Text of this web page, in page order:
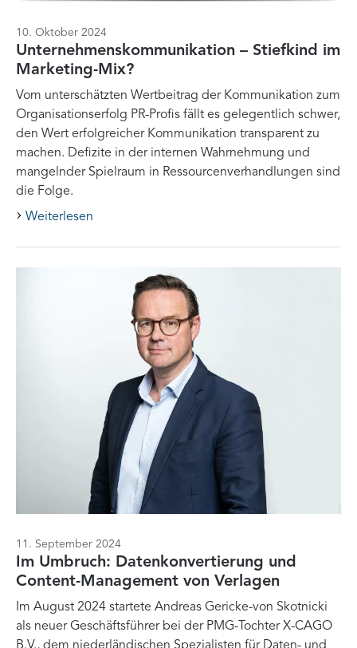
10. Oktober 2024
Unternehmenskommunikation – Stiefkind im
Marketing-Mix?
Vom unterschätzten Wertbeitrag der Kommunikation zum
Organisationserfolg PR-Profis fällt es gelegentlich schwer,
den Wert erfolgreicher Kommunikation transparent zu
machen. Defizite in der internen Wahrnehmung und
mangelnder Spielraum in Ressourcenverhandlungen sind
die Folge.
Weiterlesen
11. September 2024
Im Umbruch: Datenkonvertierung und
Content-Management von Verlagen
Im August 2024 startete Andreas Gericke-von Skotnicki
als neuer Geschäftsführer bei der PMG-Tochter X-CAGO
B.V., dem niederländischen Spezialisten für Daten- und